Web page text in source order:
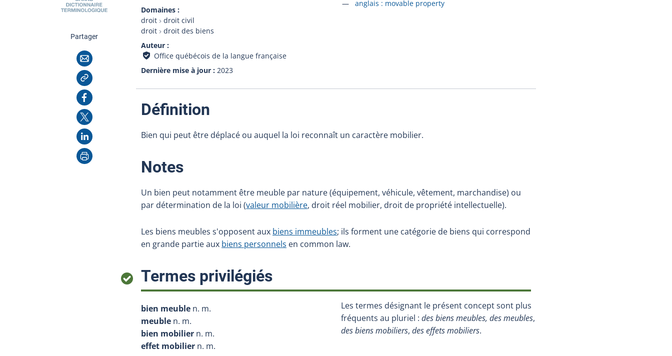
Domaines
droit
droit civil
droit
droit des biens
Auteur
Office québécois de la langue française
Dernière mise à jour
2023
Accéder à la fiche en
anglais : movable property
Partagercette page
Courriel
Copier l'adresse
Facebook
X
LinkedIn
Imprimer
Définition
Bien qui peut être déplacé ou auquel la loi reconnaît un caractère mobilier.
Notes:
Un bien peut notamment être meuble par nature (équipement, véhicule, vêtement, marchandise) ou
par détermination de la loi (valeur mobilière, droit réel mobilier, droit de propriété intellectuelle).
Les biens meubles s'opposent aux biens immeubles; ils forment une catégorie de biens qui correspond
en grande partie aux biens personnels en common law.
Termes privilégiés:
bien meuble n. m.
meuble n. m.
bien mobilier n. m.
effet mobilier n. m.
Les termes désignant le présent concept sont plus
fréquents au pluriel : des biens meubles, des meubles,
des biens mobiliers, des effets mobiliers.